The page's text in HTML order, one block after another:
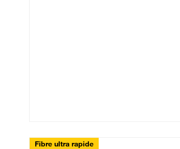
Fibre ultra rapide